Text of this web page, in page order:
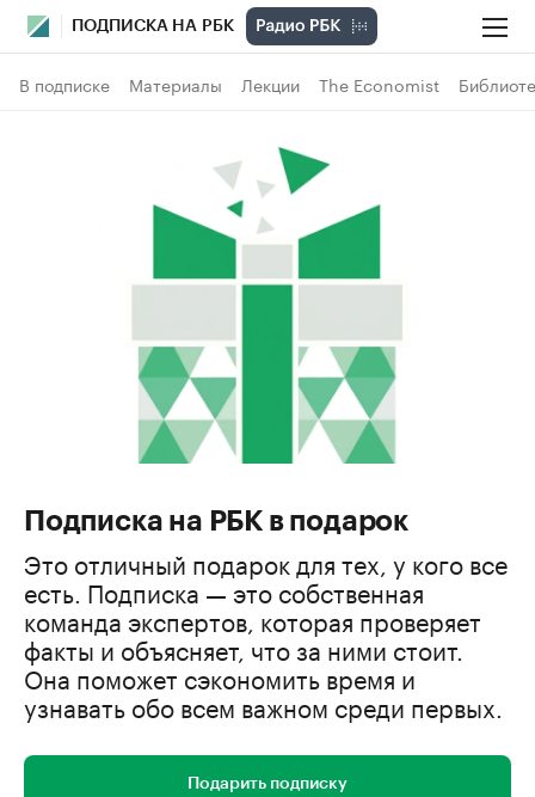
ПОДПИСКА НА РБК
В подписке Материалы Лекции The Economist
Подписка на РБК в подарок
Это отличный подарок для тех, у кого все
есть. Подписка — это собственная
команда экспертов, которая проверяет
факты и объясняет, что за ними стоит.
Она поможет сэкономить время и
узнавать обо всем важном среди первых.
Подарить подписку